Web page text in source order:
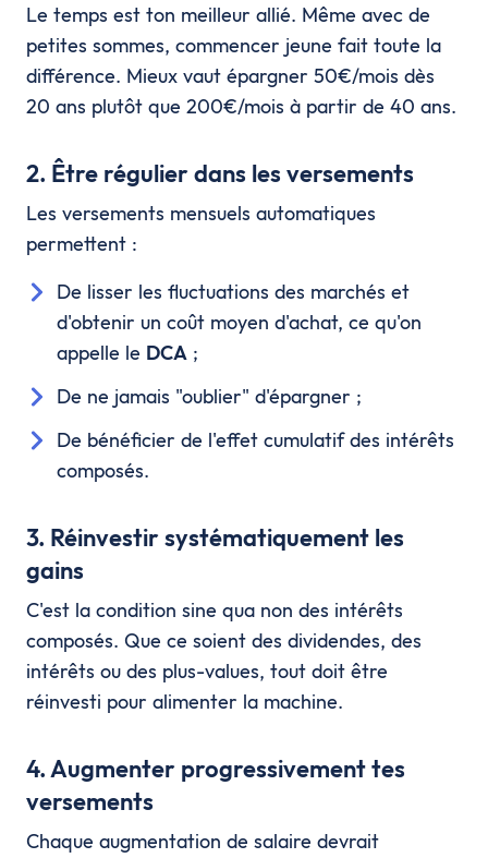
Le temps est ton meilleur allié. Même avec de
petites sommes, commencer jeune fait toute la
différence. Mieux vaut épargner 50€/mois dès
20 ans plutôt que 200€/mois à partir de 40 ans.
2. Être régulier dans les versements
Les versements mensuels automatiques
permettent :
De lisser les fluctuations des marchés et
d'obtenir un coût moyen d'achat, ce qu'on
appelle le DCA ;
De ne jamais "oublier" d'épargner ;
De bénéficier de l'effet cumulatif des intérêts
composés.
3. Réinvestir systématiquement les
gains
C'est la condition sine qua non des intérêts
composés. Que ce soient des dividendes, des
intérêts ou des plus-values, tout doit être
réinvesti pour alimenter la machine.
4. Augmenter progressivement tes
versements
Chaque augmentation de salaire devrait